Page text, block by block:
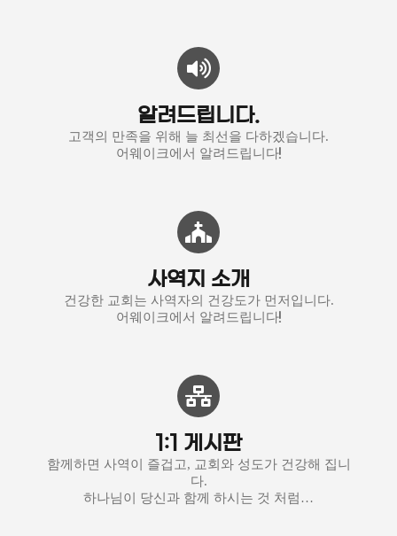
알려드립니다.
고객의 만족을 위해 늘 최선을 다하겠습니다.
어웨이크에서 알려드립니다!
사역지 소개
건강한 교회는 사역자의 건강도가 먼저입니다.
어웨이크에서 알려드립니다!
1:1 게시판
함께하면 사역이 즐겁고, 교회와 성도가 건강해 집니
다.
하나님이 당신과 함께 하시는 것 처럼…